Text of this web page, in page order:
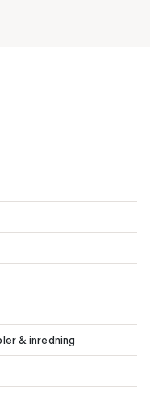
& inredning